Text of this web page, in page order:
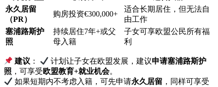
永久居留
（PR）
购房投资€300,000+
适合长期居住，但无法自
由工作
塞浦路斯护
照
持续居住7年+或父
母入籍
子女可享欧盟公民所有福
利
建议 ： 计划让子女在欧盟发展，建议申请塞浦路斯护
照 ，可享受欧盟教育+就业机会。
如果短期内不考虑入籍，可先申请永久居留 ，同样可享受